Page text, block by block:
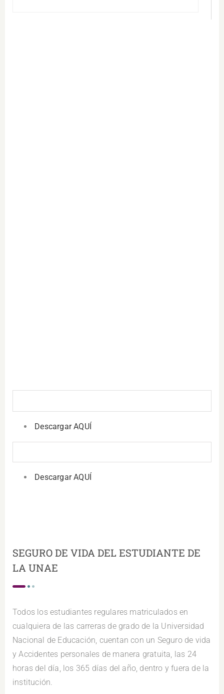
Descargar AQUÍ
Descargar AQUÍ
SEGURO DE VIDA DEL ESTUDIANTE DE
LA UNAE
Todos los estudiantes regulares matriculados en
cualquiera de las carreras de grado de la Universidad
Nacional de Educación, cuentan con un Seguro de vida
y Accidentes personales de manera gratuita, las 24
horas del día, los 365 días del año, dentro y fuera de la
institución.